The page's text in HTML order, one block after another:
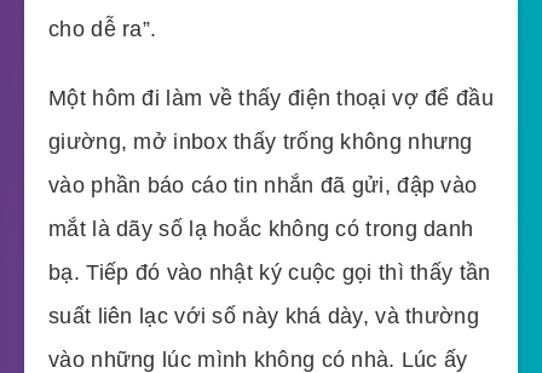
cho dễ ra”.
Một hôm đi làm về thấy điện thoại vợ để đầu
giường, mở inbox thấy trống không nhưng
vào phần báo cáo tin nhắn đã gửi, đập vào
mắt là dãy số lạ hoắc không có trong danh
bạ. Tiếp đó vào nhật ký cuộc gọi thì thấy tần
suất liên lạc với số này khá dày, và thường
vào những lúc mình không có nhà. Lúc ấy